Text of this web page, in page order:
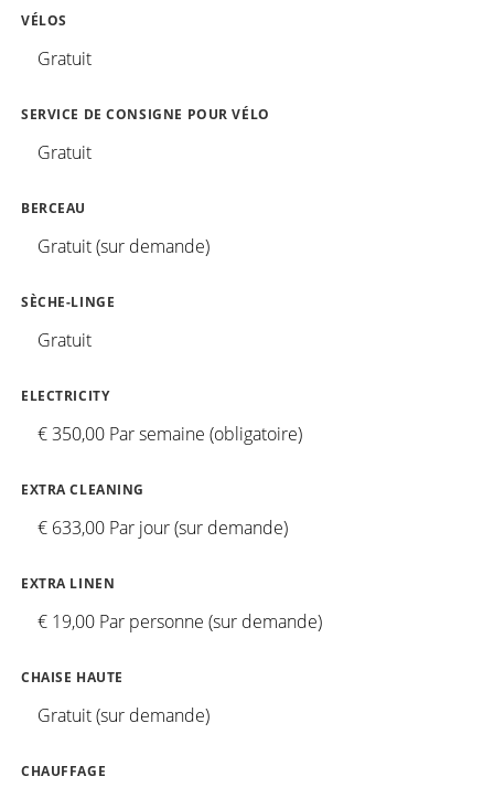
VÉLOS
Gratuit
SERVICE DE CONSIGNE POUR VÉLO
Gratuit
BERCEAU
Gratuit (sur demande)
SÈCHE-LINGE
Gratuit
ELECTRICITY
€ 350,00 Par semaine (obligatoire)
EXTRA CLEANING
€ 633,00 Par jour (sur demande)
EXTRA LINEN
€ 19,00 Par personne (sur demande)
CHAISE HAUTE
Gratuit (sur demande)
CHAUFFAGE